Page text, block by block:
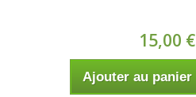
15,00 €
Ajouter au panier